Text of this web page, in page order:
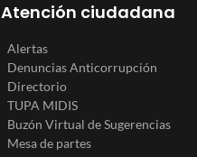
Atención ciudadana
Alertas
Denuncias Anticorrupción
Directorio
TUPA MIDIS
Buzón Virtual de Sugerencias
Mesa de partes